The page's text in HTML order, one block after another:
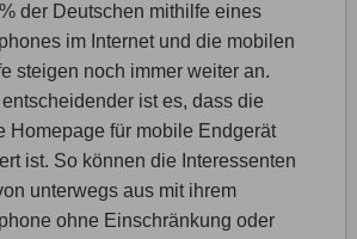
der Deutschen mithilfe eines
im Internet und die mobilen
steigen noch immer weiter an.
ist es, dass die
Homepage für mobile Endgerät
ist. So können die Interessenten
unterwegs aus mit ihrem
ohne Einschränkung oder